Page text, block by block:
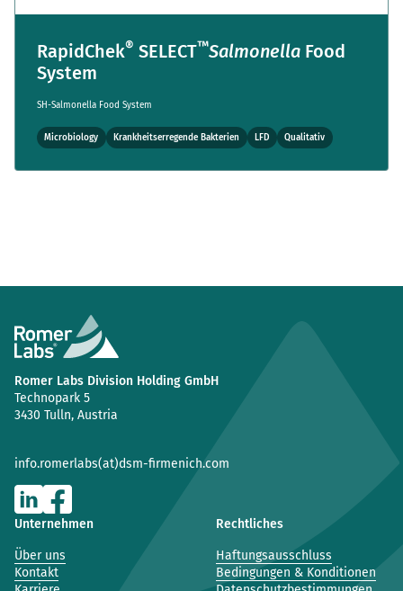
RapidChek® SELECT™Salmonella Food
System
SH-Salmonella Food System
Microbiology Krankheitserregende Bakterien LFD Qualitativ
Romer Labs Division Holding GmbH
Technopark 5
3430 Tulln, Austria
info.romerlabs(at)dsm-firmenich.com
Unternehmen
Über uns
Kontakt
Rechtliches
Haftungsausschluss
Bedingungen & Konditionen